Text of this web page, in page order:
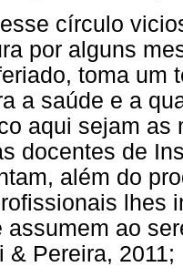
círculo
por alguns
toma um
a saúde e a
aqui sejam
docentes de
além do
lhes
assumem ao
& Pereira,